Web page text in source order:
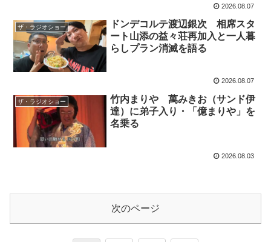
2026.08.07
ザ・ラジオショー
ドンデコルテ渡辺銀次 相席スタ
ート山添の益々荘再加入と一人暮
らしプラン消滅を語る
2026.08.07
ザ・ラジオショー
竹内まりや 萬みきお（サンド伊
達）に弟子入り・「億まりや」を
名乗る
2026.08.03
次のページ